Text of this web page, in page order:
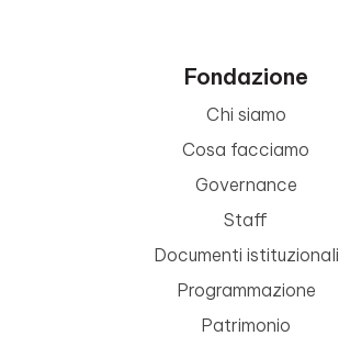
Fondazione
Chi siamo
Cosa facciamo
Governance
Staff
Documenti istituzionali
Programmazione
Patrimonio